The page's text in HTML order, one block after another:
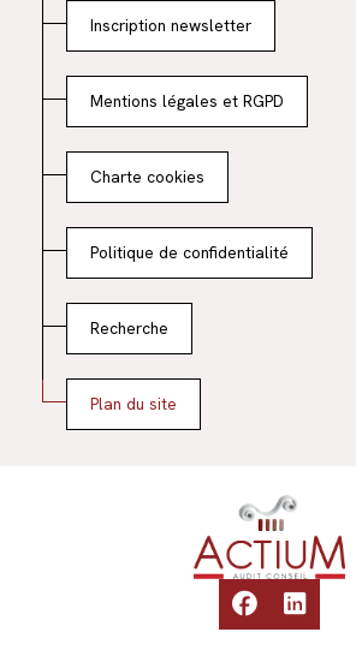
Inscription newsletter
Mentions légales et RGPD
Charte cookies
Politique de confidentialité
Recherche
Plan du site
Accueil
facebook
linkedin